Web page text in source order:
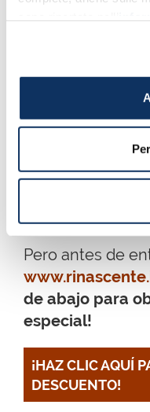
encuentra la
boutiques con
moda italianas e
cosmética,
mucho más.
Pero antes de
de abajo para
especial!
¡HAZ CLIC AQUÍ
DESCUENTO!